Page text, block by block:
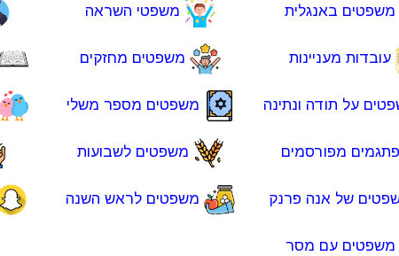
משפטים באנגלית משפטי השראה
עובדות מעניינות משפטים מחזקים
על תודה ונתינה משפטים מספר משלי
פתגמים מפורסמים משפטים לשבועות
של אנה פרנק משפטים לראש השנה
משפטים עם מסר